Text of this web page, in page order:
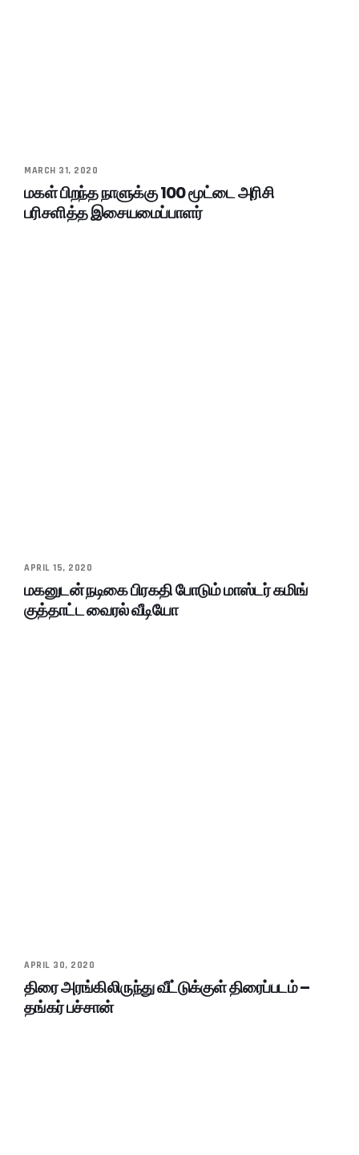
MARCH 31, 2020
மகள் பிறந்த நாளுக்கு 100 மூட்டை அரிசி
பரிசளித்த இசையமைப்பாளர்
APRIL 15, 2020
மகனுடன் நடிகை பிரகதி போடும் மாஸ்டர் கமிங்
குத்தாட்ட வைரல் வீடியோ
APRIL 30, 2020
திரை அரங்கிலிருந்து வீட்டுக்குள் திரைப்படம் –
தங்கர் பச்சான்